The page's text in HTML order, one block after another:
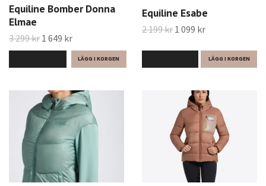
Equiline Bomber Donna
Elmae
3 299 kr 1 649 kr
Equiline Esabe
2 199 kr 1 099 kr
LÄGG I KORGEN